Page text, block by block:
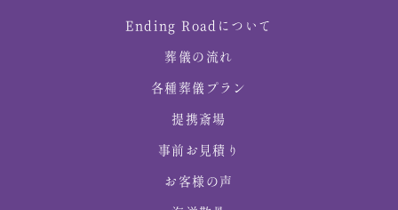
Ending Roadについて
葬儀の流れ
各種葬儀プラン
提携斎場
事前お見積り
お客様の声